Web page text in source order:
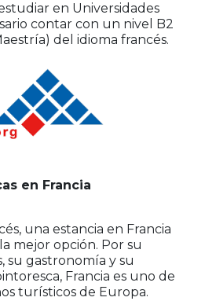
en Universidades
contar con un nivel B2
del idioma francés.
en Francia
una estancia en Francia
mejor opción. Por su
su gastronomía y su
Francia es uno de
turísticos de Europa.